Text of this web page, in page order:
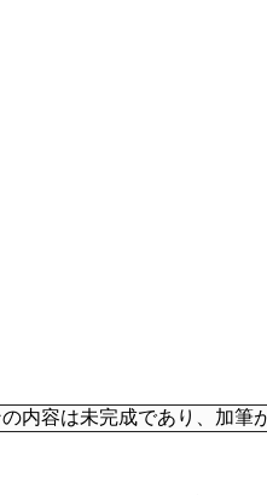
内容は未完成であり、加筆